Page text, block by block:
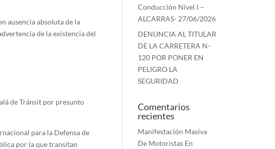
ausencia absoluta de la
de la existencia del
de Tránsit por presunto
para la Defensa de
por la que transitan
Conducción Nivel I –
ALCARRAS- 27/06/2026
DENUNCIA AL TITULAR
DE LA CARRETERA N-
120 POR PONER EN
PELIGRO LA
SEGURIDAD
Comentarios
recientes
Manifestación Masiva
De Motoristas En